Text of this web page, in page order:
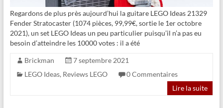
Regardons de plus près aujourd’hui la guitare LEGO Ideas 21329
Fender Stratocaster (1074 pièces, 99,99€, sortie le 1er octobre
2021), un set LEGO Ideas un peu particulier puisqu’il n’a pas eu
besoin d’atteindre les 10000 votes : il a été
Brickman
7 septembre 2021
LEGO Ideas, Reviews LEGO
0 Commentaires
Lire la suite